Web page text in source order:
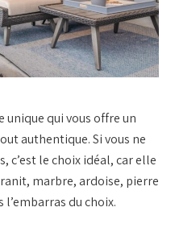
unique qui vous offre un
authentique. Si vous ne
c’est le choix idéal, car elle
marbre, ardoise, pierre
l’embarras du choix.